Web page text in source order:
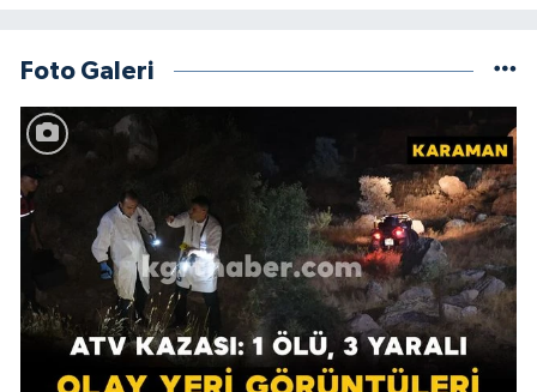
Foto Galeri